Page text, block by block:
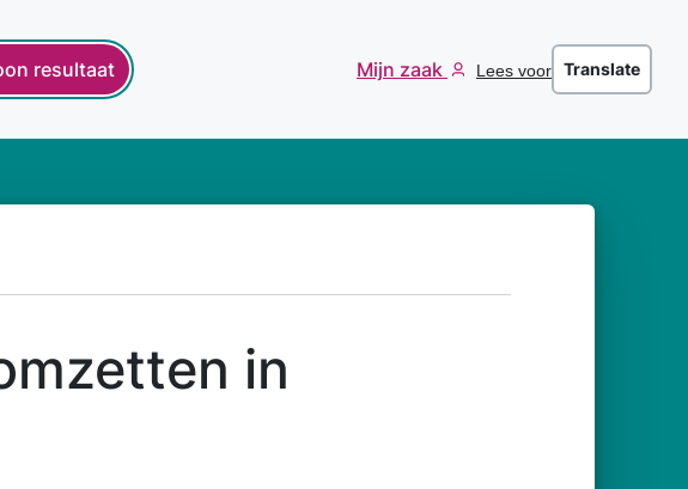
resultaat Mijn zaak Lees voor Translate
in